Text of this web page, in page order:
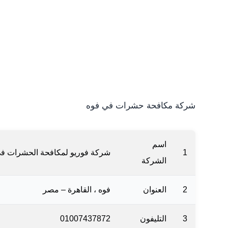
شركة مكافحة حشرات في فوه
1
اسم
الشركة
شركة فوريو لمكافحة الحشرات
2 العنوان فوه ، القاهرة‬ – مصر
3 التليفون 01007437872